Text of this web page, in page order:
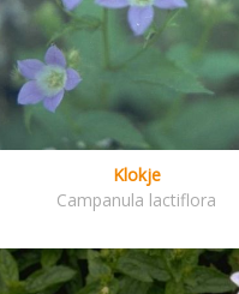
Klokje
Campanula lactiflora